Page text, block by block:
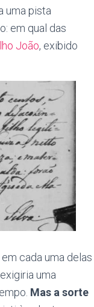
uma pista
em qual das
João, exibido
cada uma delas
uma
Mas a sorte